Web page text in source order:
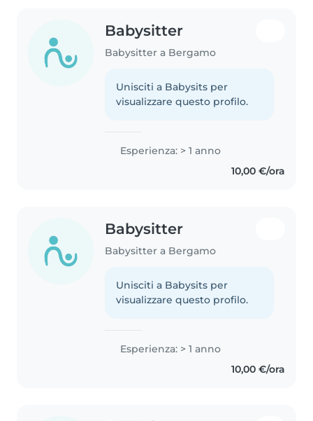
Babysitter
Babysitter a Bergamo
Unisciti a Babysits per
visualizzare questo profilo.
Esperienza: > 1 anno
10,00 €/ora
Babysitter
Babysitter a Bergamo
Unisciti a Babysits per
visualizzare questo profilo.
Esperienza: > 1 anno
10,00 €/ora